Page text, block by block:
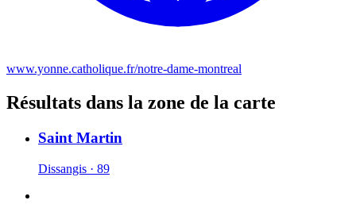
www.yonne.catholique.fr/notre-dame-montreal
Résultats dans la zone de la carte
Saint Martin
Dissangis · 89